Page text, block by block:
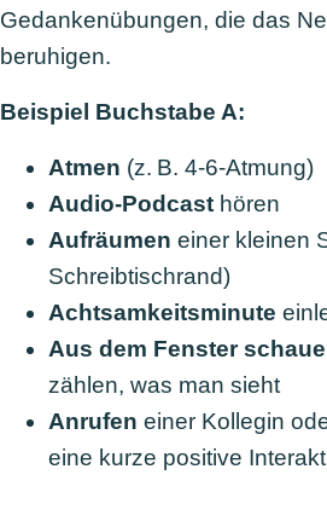
Gedankenübungen, die das
beruhigen.
Beispiel Buchstabe A:
Atmen (z. B. 4-6-Atmung)
Audio-Podcast hören
Aufräumen einer kleinen
Schreibtischrand)
Achtsamkeitsminute
Aus dem Fenster
zählen, was man sieht
Anrufen einer Kollegin
eine kurze positive